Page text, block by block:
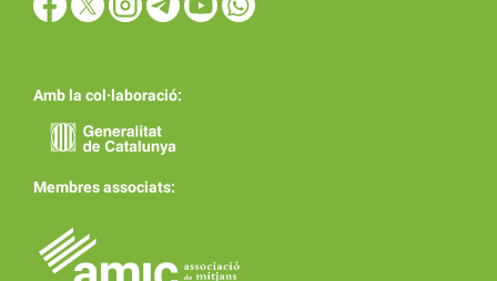
Amb la col·laboració:
Membres associats: